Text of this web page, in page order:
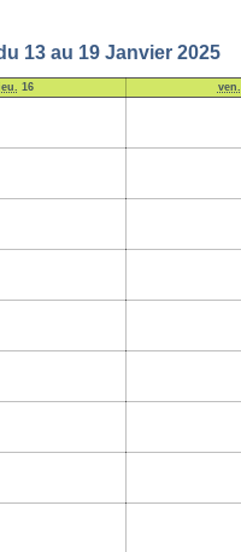
13 au 19 Janvier 2025
16 ven.